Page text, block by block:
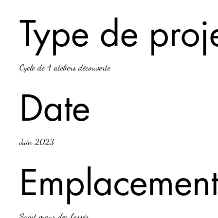
Type de
Cycle de 4 ateliers découverte
Date
Juin 2023